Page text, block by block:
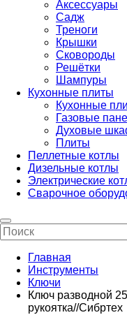
Аксессуары
Садж
Треноги
Крышки
Сковороды
Решётки
Шампуры
Кухонные плиты
Кухонные
Газовые
Духовые
Плиты
Пеллетные котлы
Дизельные котлы
Электрические
Сварочное
Главная
Инструменты
Ключи
Ключ разводной
рукоятка//Сибртех